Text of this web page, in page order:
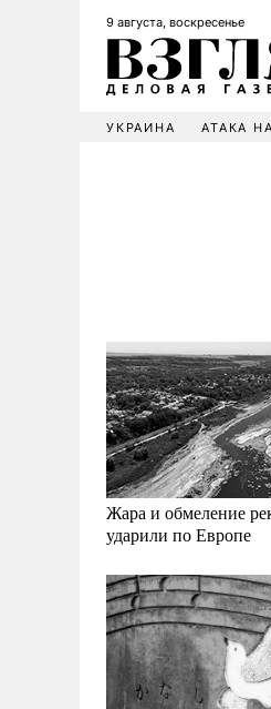
9 августа, воскресенье
УКРАИНА АТАКА
Жара и обмеление
ударили по Европе